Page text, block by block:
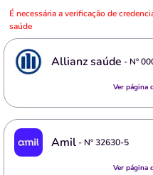
É necessária a verificação de
saúde
Allianz saúde - Nº
Ver página
Amil- Nº32630-5
Ver página